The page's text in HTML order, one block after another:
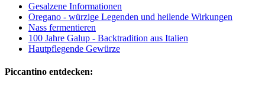
Gesalzene Informationen
Oregano - würzige Legenden und heilende Wirkungen
Nass fermentieren
100 Jahre Galup - Backtradition aus Italien
Hautpflegende Gewürze
Piccantino entdecken: